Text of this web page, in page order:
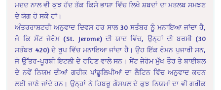
ਮਦਦ ਨਾਲ ਵੀ ਕੁਝ ਹੱਦ ਤੱਕ ਕਿਸੇ ਭਾਸ਼ਾ ਵਿੱਚ ਲਿਖੇ ਸ਼ਬਦਾਂ ਦਾ ਮਤਲਬ ਸਮਝਣ
ਦੇ ਯੋਗ ਹੋ ਸਕੇ ਹਾਂ।
ਅੰਤਰਰਾਸ਼ਟਰੀ ਅਨੁਵਾਦ ਦਿਵਸ ਹਰ ਸਾਲ 30 ਸਤੰਬਰ ਨੂੰ ਮਨਾਇਆ ਜਾਂਦਾ ਹੈ,
ਜੋ ਕਿ ਸੇਂਟ ਜੇਰੋਮ (St. Jerome) ਦੀ ਯਾਦ ਵਿੱਚ, ਉਨ੍ਹਾਂ ਦੀ ਬਰਸੀ (30
ਸਤੰਬਰ 420) ਦੇ ਰੂਪ ਵਿੱਚ ਮਨਾਇਆ ਜਾਂਦਾ ਹੈ। ਉਹ ਇੱਕ ਰੋਮਨ ਪੁਜਾਰੀ ਸਨ,
ਜੋ ਉੱਤਰ-ਪੂਰਬੀ ਇਟਲੀ ਦੇ ਰਹਿਣ ਵਾਲੇ ਸਨ। ਸੇਂਟ ਜੇਰੋਮ ਮੁੱਖ ਤੌਰ ਤੇ ਬਾਈਬਲ
ਦੇ ਨਵੇਂ ਨਿਯਮ ਦੀਆਂ ਗਰੀਕ ਪਾਂਡੂਲਿਪੀਆਂ ਦਾ ਲੈਟਿਨ ਵਿੱਚ ਅਨੁਵਾਦ ਕਰਨ
ਲਈ ਜਾਣੇ ਜਾਂਦੇ ਹਨ। ਉਨ੍ਹਾਂ ਨੇ ਹਿਬਰੂ ਗੌਸਪਲ ਦੇ ਕੁਝ ਨਿਯਮਾਂ ਦਾ ਵੀ ਗਰੀਕ